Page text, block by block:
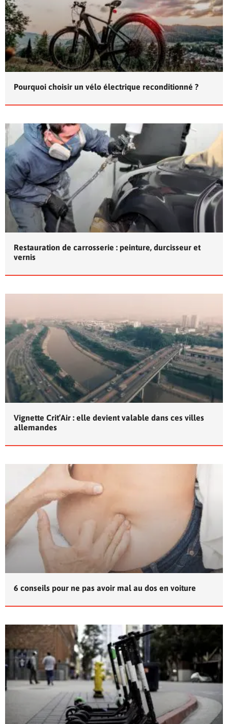
Pourquoi choisir un vélo électrique reconditionné ?
Restauration de carrosserie : peinture, durcisseur et
vernis
Vignette Crit’Air : elle devient valable dans ces villes
allemandes
6 conseils pour ne pas avoir mal au dos en voiture